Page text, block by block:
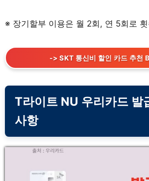
※ 장기할부 이용은 월 2회, 연 5회로
-> SKT 통신비 할인 카드 추천
T라이트 NU 우리카드 발
사항